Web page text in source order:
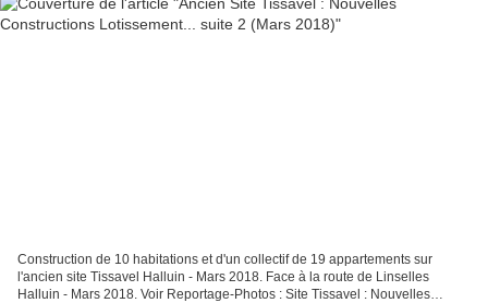
Construction de 10 habitations et d'un collectif de 19 appartements sur
l'ancien site Tissavel Halluin - Mars 2018. Face à la route de Linselles
Halluin - Mars 2018. Voir Reportage-Photos : Site Tissavel : Nouvelles